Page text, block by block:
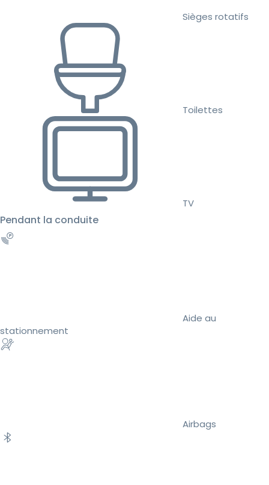
Sièges rotatifs
Toilettes
TV
Pendant la conduite
Aide au
stationnement
Airbags